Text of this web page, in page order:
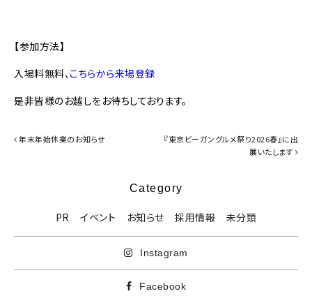
【参加方法】
入場料無料、こちらから来場登録
是非皆様のお越しをお待ちしております。
年末年始休業のお知らせ
『東京ビーガングルメ祭り2026春』に出
展いたします
Category
PR イベント お知らせ 採用情報 未分類
Instagram
Facebook